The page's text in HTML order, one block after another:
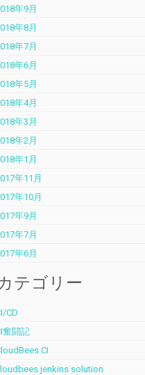
年9月
年8月
年7月
年6月
年5月
年4月
年3月
年2月
年1月
年11月
年10月
年9月
年7月
年6月
テゴリー
CD
奮闘記
CI
jenkins solution